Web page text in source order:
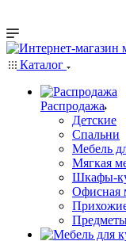
Каталог
Распродажа
Детские
Спальни
Мебель
Мягкая
Шкафы-
Офисная